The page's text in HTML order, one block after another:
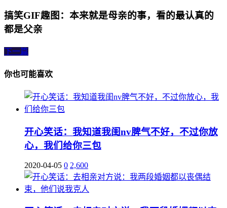
搞笑GIF趣图：本来就是母亲的事，看的最认真的
都是父亲
下一篇
你也可能喜欢
开心笑话：我知道我闺nv脾气不好，不过你放
心，我们给你三包
2020-04-05 0 2,600